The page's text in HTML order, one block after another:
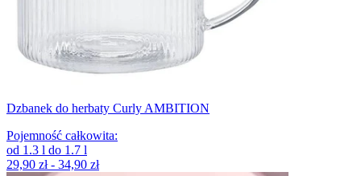
Dzbanek do herbaty Curly AMBITION
Pojemność całkowita:
od 1.3 l do 1.7 l
29,90 zł - 34,90 zł